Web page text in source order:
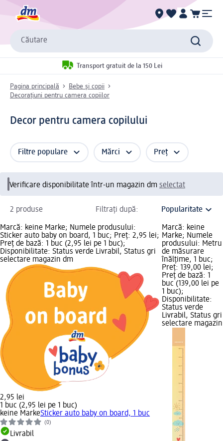
Căutare
Transport gratuit de la 150 Lei
Pagina principală
Bebe și copii
Decorațiuni pentru camera copiilor
Decor pentru camera copilului
Filtre populare Mărci Preț
Verificare disponibilitate într-un magazin dm selectat
2 produse Filtrați după:
Marcă: keine Marke; Numele produsului:
Sticker auto baby on board, 1 buc; Preț: 2,95 lei;
Preț de bază: 1 buc (2,95 lei pe 1 buc);
Disponibilitate: Status verde Livrabil, Status gri
selectare magazin dm
2,95 lei
1 buc (2,95 lei pe 1 buc)
keine MarkeSticker auto baby on board, 1 buc
(0)
Livrabil
Marcă: keine
Marke; Numele
produsului: Metru
de măsurare
înălțime, 1 buc;
Preț: 139,00 lei;
Preț de bază: 1
buc (139,00 lei pe
1 buc);
Disponibilitate:
Status verde
Livrabil, Status gri
selectare magazin